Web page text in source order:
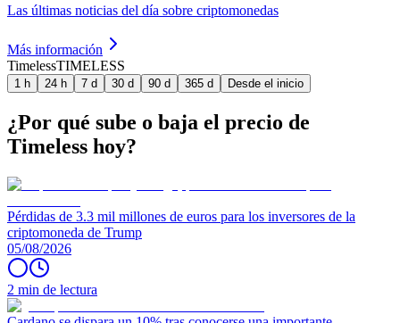
Las últimas noticias del día sobre criptomonedas
Más información
TimelessTIMELESS
1 h 24 h 7 d 30 d 90 d 365 d Desde el inicio
¿Por qué sube o baja el precio de
Timeless hoy?
Pérdidas de 3.3 mil millones de euros para los inversores de la
criptomoneda de Trump
05/08/2026
2 min de lectura